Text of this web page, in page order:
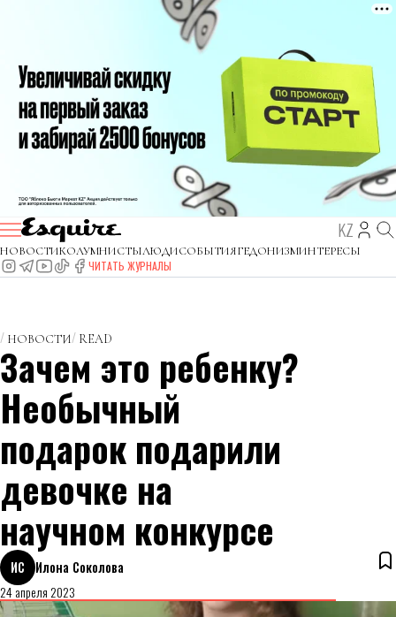
KZ
НОВОСТИКОЛУМНИСТЫЛЮДИСОБЫТИЯГЕДОНИЗМИНТЕРЕСЫ
ЧИТАТЬ ЖУРНАЛЫ
НОВОСТИ READ
Зачем это ребенку?
Необычный
подарок подарили
девочке на
научном конкурсе
ИС
Илона Соколова
24 апреля 2023